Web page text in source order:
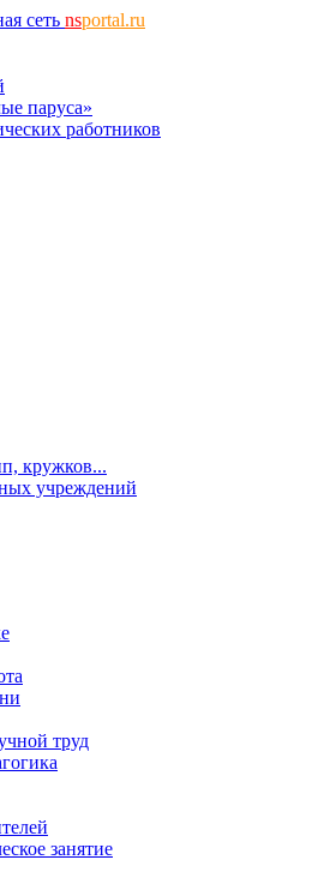
сеть nsportal.ru
паруса»
работников
кружков...
учреждений
труд
занятие